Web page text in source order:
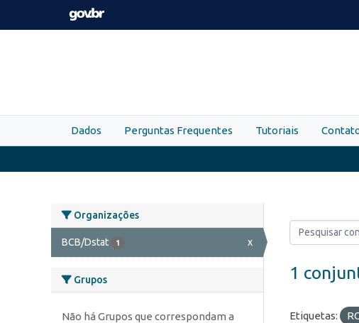
Skip to main content
Dados Perguntas Frequentes Tutoriais
Organizações
BCB/Dstat 1 x
Grupos
Não há Grupos que correspondam a
1
Etiquetas: